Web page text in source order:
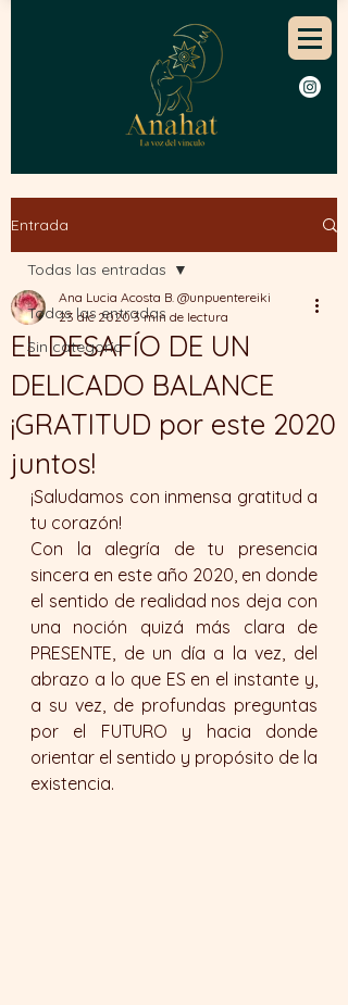
Entrada
Todas las entradas
Sin categoría
Todas las entradas
EL DESAFÍO DE UN
DELICADO BALANCE
¡GRATITUD por este 2020
juntos!
Ana Lucia Acosta B. @unpuentereiki
23 dic 2020 3 min de lectura
¡Saludamos con inmensa gratitud a
tu corazón!
Con la alegría de tu presencia
sincera en este año 2020, en donde
el sentido de realidad nos deja con
una noción quizá más clara de
PRESENTE, de un día a la vez, del
abrazo a lo que ES en el instante y,
a su vez, de profundas preguntas
por el FUTURO y hacia donde
orientar el sentido y propósito de la
existencia.